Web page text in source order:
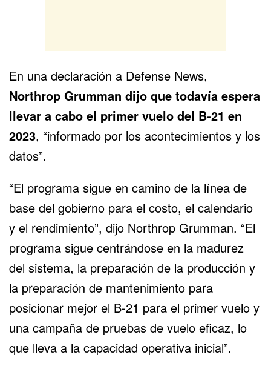
En una declaración a Defense News,
Northrop Grumman dijo que todavía espera
llevar a cabo el primer vuelo del B-21 en
2023, “informado por los acontecimientos y los
datos”.
“El programa sigue en camino de la línea de
base del gobierno para el costo, el calendario
y el rendimiento”, dijo Northrop Grumman. “El
programa sigue centrándose en la madurez
del sistema, la preparación de la producción y
la preparación de mantenimiento para
posicionar mejor el B-21 para el primer vuelo y
una campaña de pruebas de vuelo eficaz, lo
que lleva a la capacidad operativa inicial”.